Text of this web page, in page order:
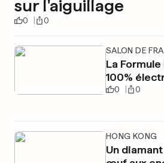
sur l'aiguillage
0 0
SALON DE
La
100%
0 0
HONG KONG
Un